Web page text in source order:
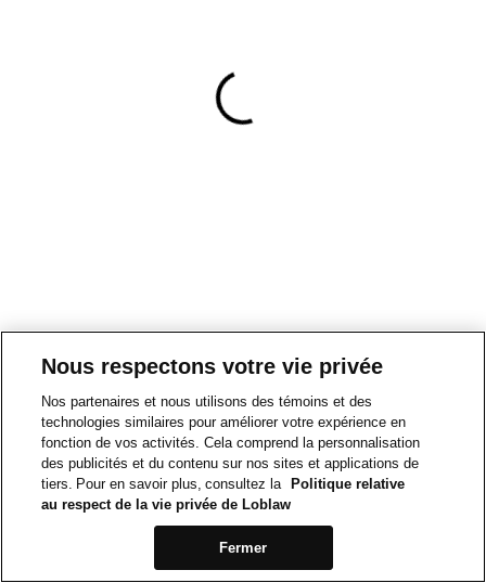
Nous respectons votre vie privée
Nos partenaires et nous utilisons des témoins et des
technologies similaires pour améliorer votre expérience en
fonction de vos activités. Cela comprend la personnalisation
des publicités et du contenu sur nos sites et applications de
tiers. Pour en savoir plus, consultez la
Politique relative
au respect de la vie privée de Loblaw
Fermer